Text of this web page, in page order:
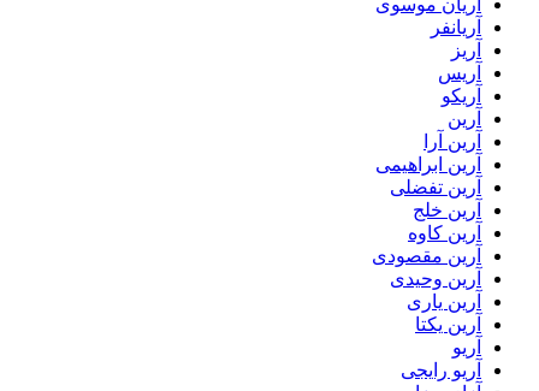
آریان موسوی
آریانفر
آریز
آریس
آریکو
آرین
آرین آرا
آرین ابراهیمی
آرین تفضلی
آرین خلج
آرین کاوه
آرین مقصودی
آرین وحیدی
آرین یاری
آرین یکتا
آریو
آریو رایجی